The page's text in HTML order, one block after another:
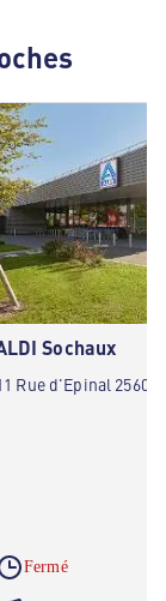
Sochaux
Rue d'Epinal 25600
Fermé